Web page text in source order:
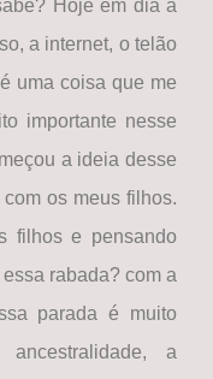
Hoje em dia a
a internet, o telão
uma coisa que me
importante nesse
a ideia desse
os meus filhos.
filhos e pensando
rabada? com a
parada é muito
a